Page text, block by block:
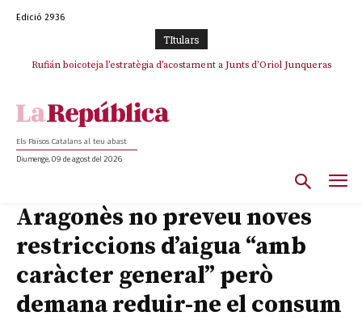
Edició 2936
TItulars
Rufián boicoteja l’estratègia d’acostament a Junts d’Oriol Junqueras
Rufián dinamita la unitat independentista amb un atac frontal al retorn
Els Països Catalans al teu abast
Diumenge, 09 de agost del 2026
Aragonès no preveu noves
restriccions d’aigua “amb
caràcter general” però
demana reduir-ne el consum